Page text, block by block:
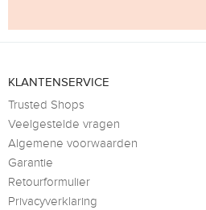
KLANTENSERVICE
Trusted Shops
Veelgestelde vragen
Algemene voorwaarden
Garantie
Retourformulier
Privacyverklaring